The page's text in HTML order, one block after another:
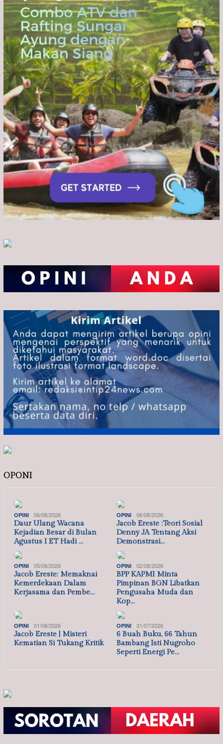
OPONI
OPINI 06/08/2026
Daur Ulang Wacana
Kejadian Besar di Bulan
Agustus I ET Hadi …
OPINI 06/08/2026
Jacob Ereste :Teori Sosial
Denny JA Tentang Aksi
Demonstrasi…
OPINI 05/08/2026
Jacob Ereste: Memaknai
Kemerdekaan Dalam
Kerjasama dan Pembe…
OPINI 02/08/2026
BPP KAPMI Minta
Pimpinan BGN Libatkan
Pengusaha Muda dan
Kop…
OPINI 01/08/2026
Jacob Ereste | Misteri
Kematian Si Tukang Kritik
OPINI 31/07/2026
6 Buah Buku, 66 Tahun
Bambang Isti Nugroho
Seperti Energi Pe…